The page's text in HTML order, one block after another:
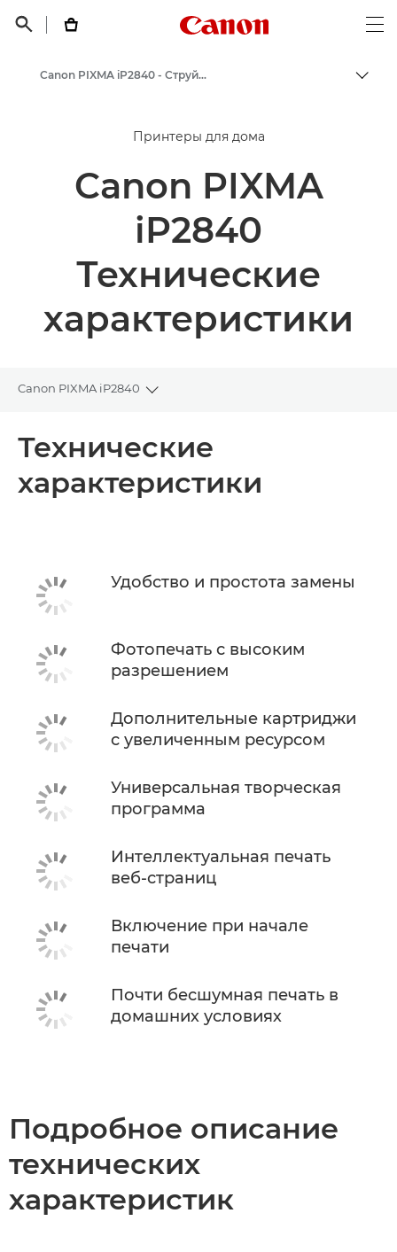
 
Canon Logo, back
Принтеры Canon
Canon PIXMA iP2840 - Струйные фотопринтеры
Принтеры для дома
Canon PIXMA
iP2840
Технические
характеристики
Canon PIXMA iP2840
Toggle breadcrumbs
Технические характеристики
Технические
характеристики
Удобство и простота замены
Фотопечать с высоким
разрешением
Дополнительные картриджи
с увеличенным ресурсом
Универсальная творческая
программа
Интеллектуальная печать
веб-страниц
Включение при начале
печати
Почти бесшумная печать в
домашних условиях
Подробное описание
технических
характеристик